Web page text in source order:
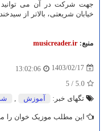
جهت شرکت در آن می توانید
خیابان شریعتی، بالاتر از
منبع: musicreader.ir
1403/02/17
13:02:06
5.0
/
5
تگهای خبر:
آموزش
این مطلب موزیک خوان را